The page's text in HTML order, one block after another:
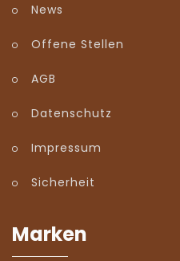
News
Offene Stellen
AGB
Datenschutz
Impressum
Sicherheit
Marken